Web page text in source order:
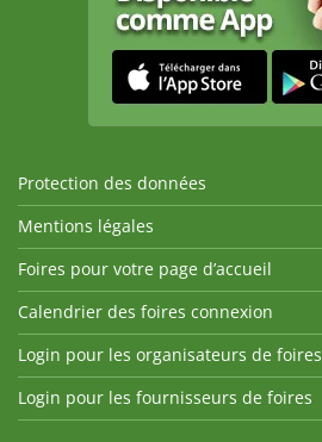
Protection des données
Mentions légales
Foires pour votre page d’accueil
Calendrier des foires connexion
Login pour les organisateurs de foires
Login pour les fournisseurs de foires